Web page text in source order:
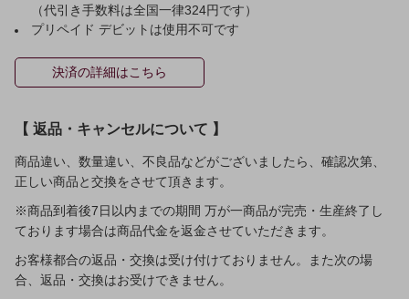
（代引き手数料は全国一律324円です）
プリペイド デビットは使用不可です
決済の詳細はこちら
【 返品・キャンセルについて 】
商品違い、数量違い、不良品などがございましたら、確認次第、
正しい商品と交換をさせて頂きます。
※商品到着後7日以内までの期間 万が一商品が完売・生産終了し
ております場合は商品代金を返金させていただきます。
お客様都合の返品・交換は受け付けておりません。また次の場
合、返品・交換はお受けできません。